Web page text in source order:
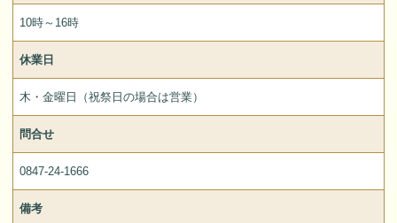
10時～16時
休業日
木・金曜日（祝祭日の場合は営業）
問合せ
0847-24-1666
備考